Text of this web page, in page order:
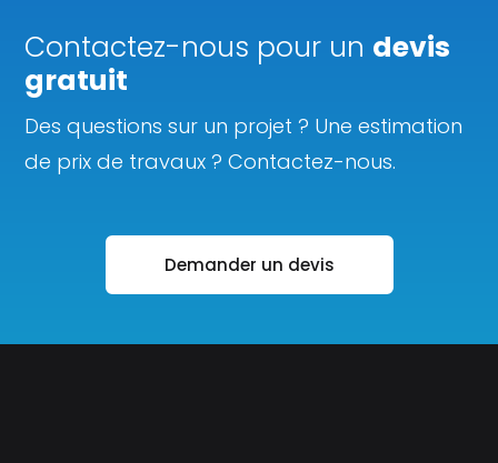
Contactez-nous pour un devis
gratuit
Des questions sur un projet ? Une estimation
de prix de travaux ? Contactez-nous.
Demander un devis